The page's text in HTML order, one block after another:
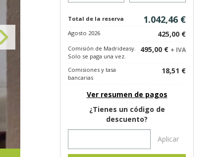
Total de la reserva 1.042,46 €
Agosto 2026 425,00 €
Comisión de Madrideasy.
Solo se paga una vez.
495,00 € + IVA
Comisiones y tasa
bancarias
18,51 €
Ver resumen de pagos
¿Tienes un código de
descuento?
Aplicar